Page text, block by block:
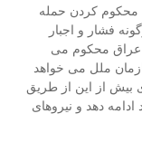
کردن حمله
فشار و اجبار
عراق محکوم می
ملل می خواهد
بیش از این از طریق
دهد و نیروهای